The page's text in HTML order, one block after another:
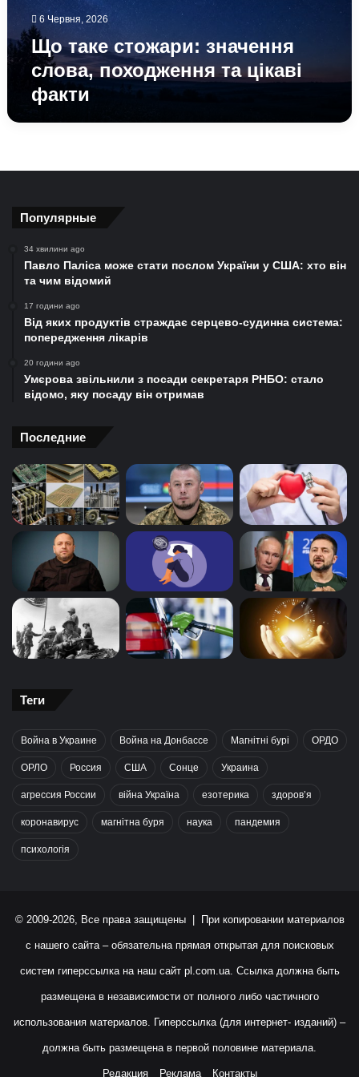
факти 6 Червня, 2026
Що таке стожари: значення
слова, походження та цікаві
факти
Популярные
34 хвилини ago
Павло Паліса може стати послом України у США: хто він
та чим відомий
17 години ago
Від яких продуктів страждає серцево-судинна система:
попередження лікарів
20 години ago
Умєрова звільнили з посади секретаря РНБО: стало
відомо, яку посаду він отримав
Последние
Теги
Война в Украине Война на Донбассе Магнітні бурі ОРДО
ОРЛО Россия США Сонце Украина
агрессия России війна Україна езотерика здоров’я
коронавирус магнітна буря наука пандемия
психологія
© 2009-2026, Все права защищены | При копировании материалов
с нашего сайта – обязательна прямая открытая для поисковых
систем гиперссылка на наш сайт pl.com.ua. Ссылка должна быть
размещена в независимости от полного либо частичного
использования материалов. Гиперссылка (для интернет- изданий) –
должна быть размещена в первой половине материала.
Редакция Реклама Контакты